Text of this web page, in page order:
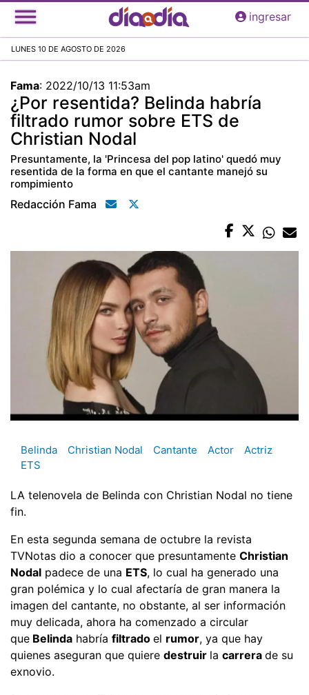
Pasar
al
principal
ingresar
LUNES 10 DE AGOSTO DE 2026
Fama: 2022/10/13 11:53am
¿Por resentida? Belinda habría
filtrado rumor sobre ETS de
Christian Nodal
Presuntamente, la 'Princesa del pop latino' quedó muy
resentida de la forma en que el cantante manejó su
rompimiento
Redacción Fama
Belinda Christian Nodal Cantante Actor
Actriz
ETS
LA telenovela de Belinda con Christian Nodal no tiene
fin.
En esta segunda semana de octubre la revista
TVNotas dio a conocer que presuntamente Christian
Nodal padece de una ETS, lo cual ha generado una
gran polémica y lo cual afectaría de gran manera la
imagen del cantante, no obstante, al ser información
muy delicada, ahora ha comenzado a circular
que Belinda habría filtrado el rumor, ya que hay
quienes aseguran que quiere destruir la carrera de su
exnovio.